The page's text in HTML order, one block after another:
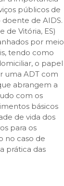
públicos de
de AIDS.
Vitória, ES)
por meio
tendo como
o papel
uma ADT com
abrangem a
com os
básicos
de vida dos
para os
no caso de
prática das